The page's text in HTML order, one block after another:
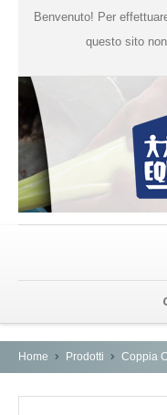
Benvenuto! Per
questo sito
Chi Siamo
Prodotti
Produttori
Home Prodotti Coppia